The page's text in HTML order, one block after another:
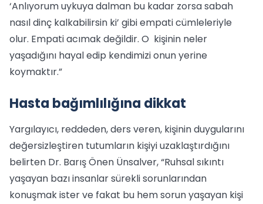
‘Anlıyorum uykuya dalman bu kadar zorsa sabah
nasıl dinç kalkabilirsin ki’ gibi empati cümleleriyle
olur. Empati acımak değildir. O kişinin neler
yaşadığını hayal edip kendimizi onun yerine
koymaktır.”
Hasta bağımlılığına dikkat
Yargılayıcı, reddeden, ders veren, kişinin duygularını
değersizleştiren tutumların kişiyi uzaklaştırdığını
belirten Dr. Barış Önen Ünsalver, “Ruhsal sıkıntı
yaşayan bazı insanlar sürekli sorunlarından
konuşmak ister ve fakat bu hem sorun yaşayan kişi